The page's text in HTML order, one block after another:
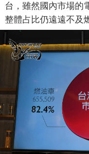
台，雖然國內市場的
整體占比仍遠遠不及